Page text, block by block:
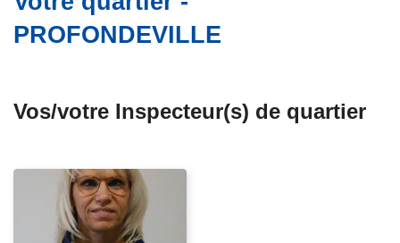
PROFONDEVILLE
Vos/votre Inspecteur(s) de quartier